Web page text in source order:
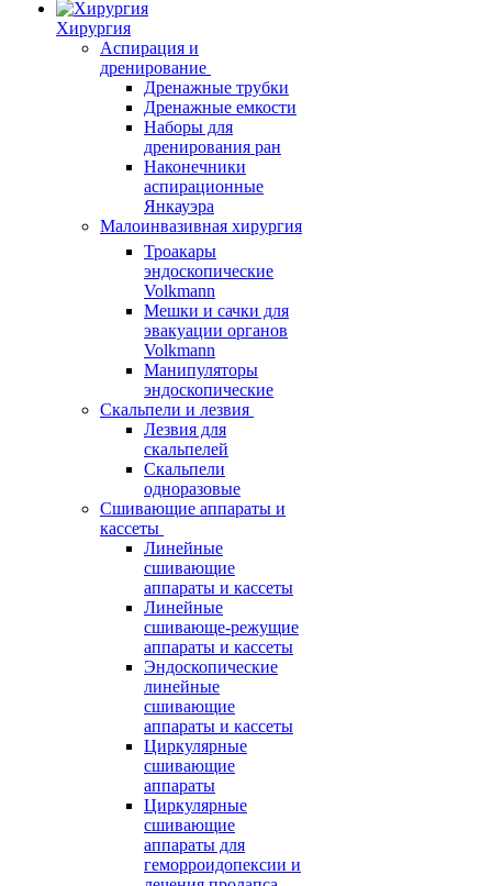
Хирургия
Аспирация и
дренирование
Дренажные трубки
Дренажные емкости
Наборы для
дренирования ран
Наконечники
аспирационные
Янкауэра
Малоинвазивная хирургия
Троакары
эндоскопические
Volkmann
Мешки и сачки для
эвакуации органов
Volkmann
Манипуляторы
эндоскопические
Скальпели и лезвия
Лезвия для
скальпелей
Скальпели
одноразовые
Сшивающие аппараты и
кассеты
Линейные
сшивающие
аппараты и кассеты
Линейные
сшивающе-режущие
аппараты и кассеты
Эндоскопические
линейные
сшивающие
аппараты и кассеты
Циркулярные
сшивающие
аппараты
Циркулярные
сшивающие
аппараты для
геморроидопексии и